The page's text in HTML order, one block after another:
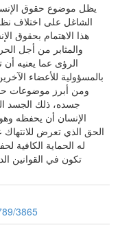
يظل موضوع حقوق
الشاغل على اختلاف
هذا الاهتمام بحقوق
والمثابر من أجل
الرؤى عما يعنيه
بالمسؤولية للأعضاء
ومن أبرز موضوعات
جسده، ذلك الجسد
الإنسان أن يحفظه
الحق الذي تعرض
له الحماية الكافية
تكون في القوانين
3865